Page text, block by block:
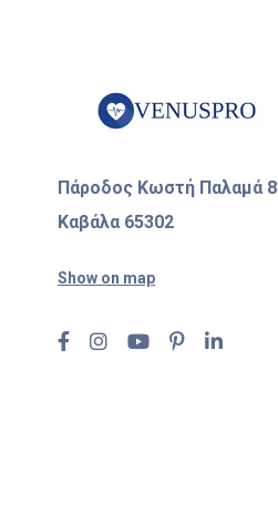
Πάροδος Κωστή Παλαμά 8
Καβάλα 65302
Show on map